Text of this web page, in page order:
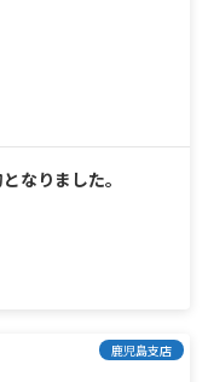
なりました。
鹿児島支店